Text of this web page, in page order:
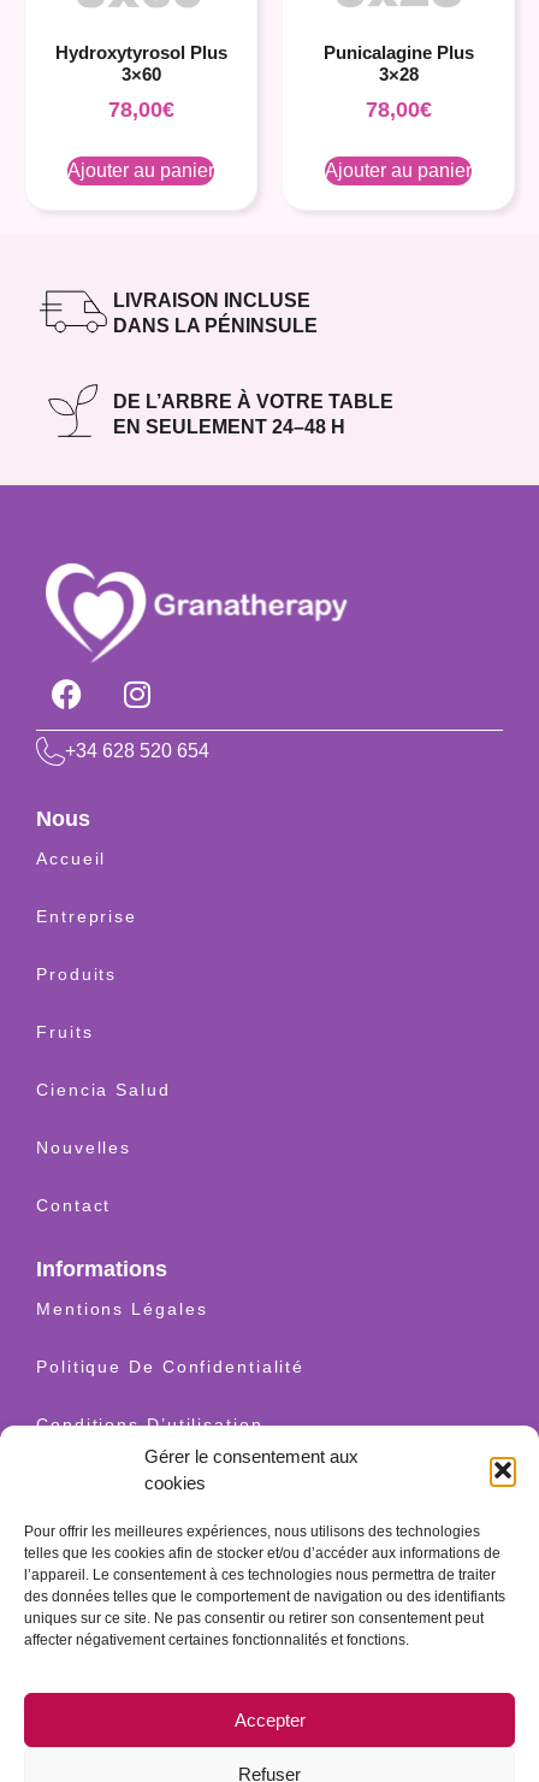
Gérer le consentement aux
cookies
Pour offrir les meilleures expériences, nous utilisons des technologies
telles que les cookies afin de stocker et/ou d’accéder aux informations de
l’appareil. Le consentement à ces technologies nous permettra de traiter
des données telles que le comportement de navigation ou des identifiants
uniques sur ce site. Ne pas consentir ou retirer son consentement peut
affecter négativement certaines fonctionnalités et fonctions.
Accepter
Refuser
Hydroxytyrosol Plus
3×60
78,00€
Ajouter au panier
Punicalagine Plus
3×28
78,00€
Ajouter au panier
LIVRAISON INCLUSE
DANS LA PÉNINSULE
DE L’ARBRE À VOTRE TABLE
EN SEULEMENT 24–48 H
+34 628 520 654
Nous
Accueil
Entreprise
Produits
Fruits
Ciencia Salud
Nouvelles
Contact
Informations
Mentions Légales
Politique De Confidentialité
Conditions D’utilisation
Livraison Et Retours
Politique Relative Aux Cookies
Contact
+34 628 520 654